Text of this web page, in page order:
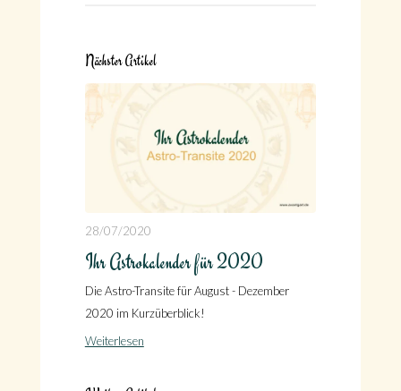
Nächster Artikel
28/07/2020
Ihr Astrokalender für 2020
Die Astro-Transite für August - Dezember
2020 im Kurzüberblick!
Weiterlesen